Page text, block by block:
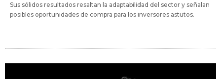
Sus sólidos resultados resaltan la adaptabilidad del sector y señalan
posibles oportunidades de compra para los inversores astutos.